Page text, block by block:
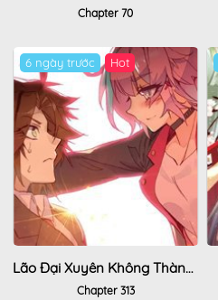
Chapter 70
6 ngày trước Hot
Lão Đại Xuyên Không Thành Tiên Nữ
Chapter 313